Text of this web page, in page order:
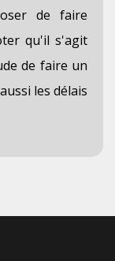
de faire
qu'il s'agit
de faire un
les délais